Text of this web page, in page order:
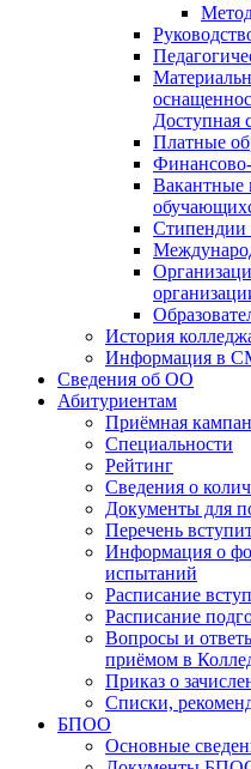
Доступная
Платные
Финансово-
Вакантные
Стипендии
История
Информация в
Сведения об ОО
Абитуриентам
Приёмная
Специальности
Рейтинг
Сведения о
Документы для
Перечень
Информация о
испытаний
Расписание
Расписание
Вопросы и
приёмом в
Приказ о
Списки,
БПОО
Основные